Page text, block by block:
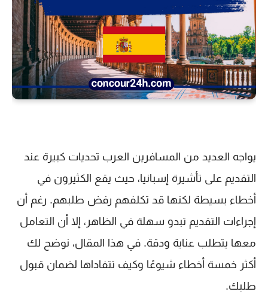
يواجه العديد من المسافرين العرب تحديات كبيرة عند
التقديم على تأشيرة إسبانيا، حيث يقع الكثيرون في
أخطاء بسيطة لكنها قد تكلفهم رفض طلبهم. رغم أن
إجراءات التقديم تبدو سهلة في الظاهر، إلا أن التعامل
معها يتطلب عناية ودقة. في هذا المقال، نوضح لك
أكثر خمسة أخطاء شيوعًا وكيف تتفاداها لضمان قبول
طلبك.